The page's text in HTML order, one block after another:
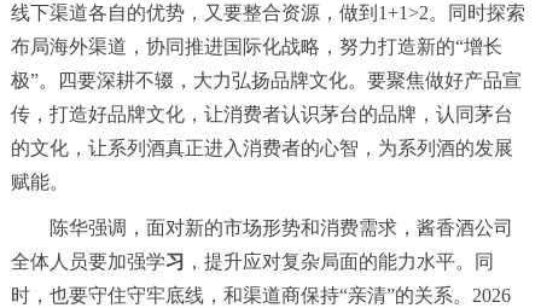
线下渠道各自的优势，又要整合资源，做到1+1>2。同时探索
布局海外渠道，协同推进国际化战略，努力打造新的“增长
极”。四要深耕不辍，大力弘扬品牌文化。要聚焦做好产品宣
传，打造好品牌文化，让消费者认识茅台的品牌，认同茅台
的文化，让系列酒真正进入消费者的心智，为系列酒的发展
赋能。
陈华强调，面对新的市场形势和消费需求，酱香酒公司
全体人员要加强学习 ，提升应对复杂局面的能力水平。同
时，也要守住守牢底线，和渠道商保持“亲清”的关系。2026